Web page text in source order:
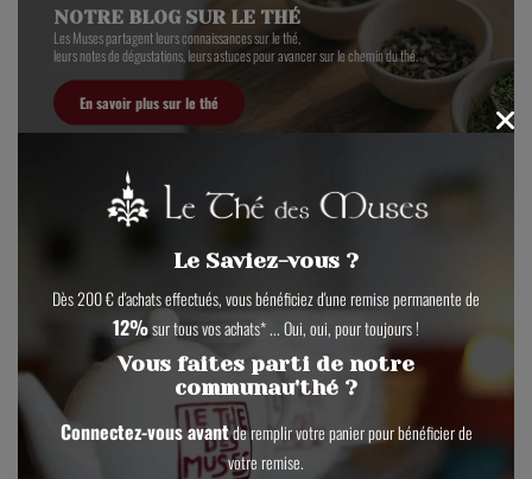
Le Saviez-vous ?
Dès 200 € d'achats effectués, vous bénéficiez d'une remise permanente de
12%sur tous vos achats* ... Oui, oui, pour toujours !
Vous faites parti de notre
communau'thé ?
Connectez-vous avantde remplir votre panier pour bénéficier de
votre remise.
NOTRE BLOG SUR LE THÉ
Les Muses partagent leurs connaissances sur le thé,
leurs notes de dégustations, leurs astuces pour avancer sur le chemin du thé.
En savoir plus sur le thé
NOS ACTUALITÉS
Vivez au rythme de notre maison de thé :
thés de saison, nouveautés, expositions, ateliers,...
Entrez dans notre maison de thé